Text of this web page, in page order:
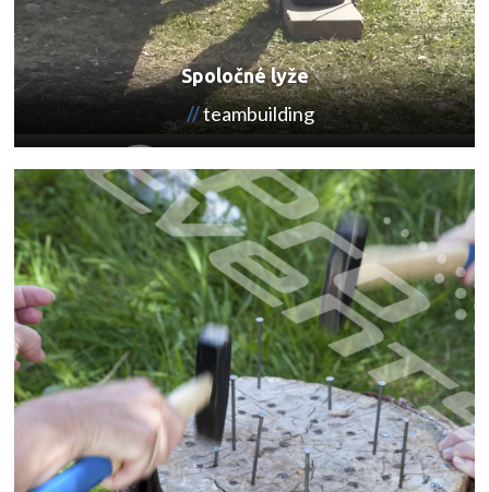
Spoločné lyže
teambuilding